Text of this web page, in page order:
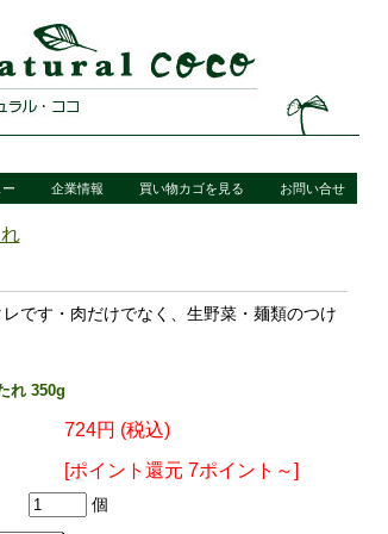
企業情報 買い物カゴを見る お問い合せ
です・肉だけでなく、生野菜・麺類のつけ
れ 350g
724円 (税込)
[ポイント還元 7ポイント～]
個